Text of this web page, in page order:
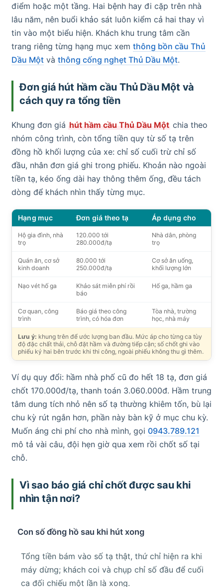
điểm hoặc một tầng. Hai bệnh hay đi cặp trên nhà
lâu năm, nên buổi khảo sát luôn kiểm cả hai thay vì
tin vào một biểu hiện. Khách khu trung tâm cần
trang riêng từng hạng mục xem thông bồn cầu Thủ
Dầu Một và thông cống nghẹt Thủ Dầu Một.
Đơn giá hút hầm cầu Thủ Dầu Một và
cách quy ra tổng tiền
Khung đơn giá hút hầm cầu Thủ Dầu Một chia theo
nhóm công trình, còn tổng tiền quy từ số tạ trên
đồng hồ khối lượng của xe: chỉ số cuối trừ chỉ số
đầu, nhân đơn giá ghi trong phiếu. Khoản nào ngoài
tiền tạ, kéo ống dài hay thông thêm ống, đều tách
dòng để khách nhìn thấy từng mục.
Hạng mục Đơn giá theo tạ Áp dụng cho
Hộ gia đình, nhà
trọ
120.000 tới
280.000đ/tạ
Nhà dân, phòng
trọ
Quán ăn, cơ sở
kinh doanh
80.000 tới
250.000đ/tạ
Cơ sở ăn uống,
khối lượng lớn
Nạo vét hố ga
Khảo sát miễn phí rồi
báo
Hố ga, hầm ga
Cơ quan, công
trình
Báo giá theo công
trình, có hóa đơn
Tòa nhà, trường
học, nhà máy
Lưu ý: khung trên để ước lượng ban đầu. Mức áp cho từng ca tùy
độ đặc chất thải, chỗ đặt hầm và đường tiếp cận; số chốt ghi vào
phiếu ký hai bên trước khi thi công, ngoài phiếu không thu gì thêm.
Ví dụ quy đổi: hầm nhà phố cũ đo hết 18 tạ, đơn giá
chốt 170.000đ/tạ, thanh toán 3.060.000đ. Hầm trung
tâm dung tích nhỏ nên số tạ thường khiêm tốn, bù lại
chu kỳ rút ngắn hơn, phần này bàn kỹ ở mục chu kỳ.
Muốn áng chi phí cho nhà mình, gọi 0943.789.121
mô tả vài câu, đội hẹn giờ qua xem rồi chốt số tại
chỗ.
Vì sao báo giá chỉ chốt được sau khi
nhìn tận nơi?
Con số đồng hồ sau khi hút xong
Tổng tiền bám vào số tạ thật, thứ chỉ hiện ra khi
máy dừng; khách coi và chụp chỉ số đầu để cuối
ca đối chiếu một lần là xong.